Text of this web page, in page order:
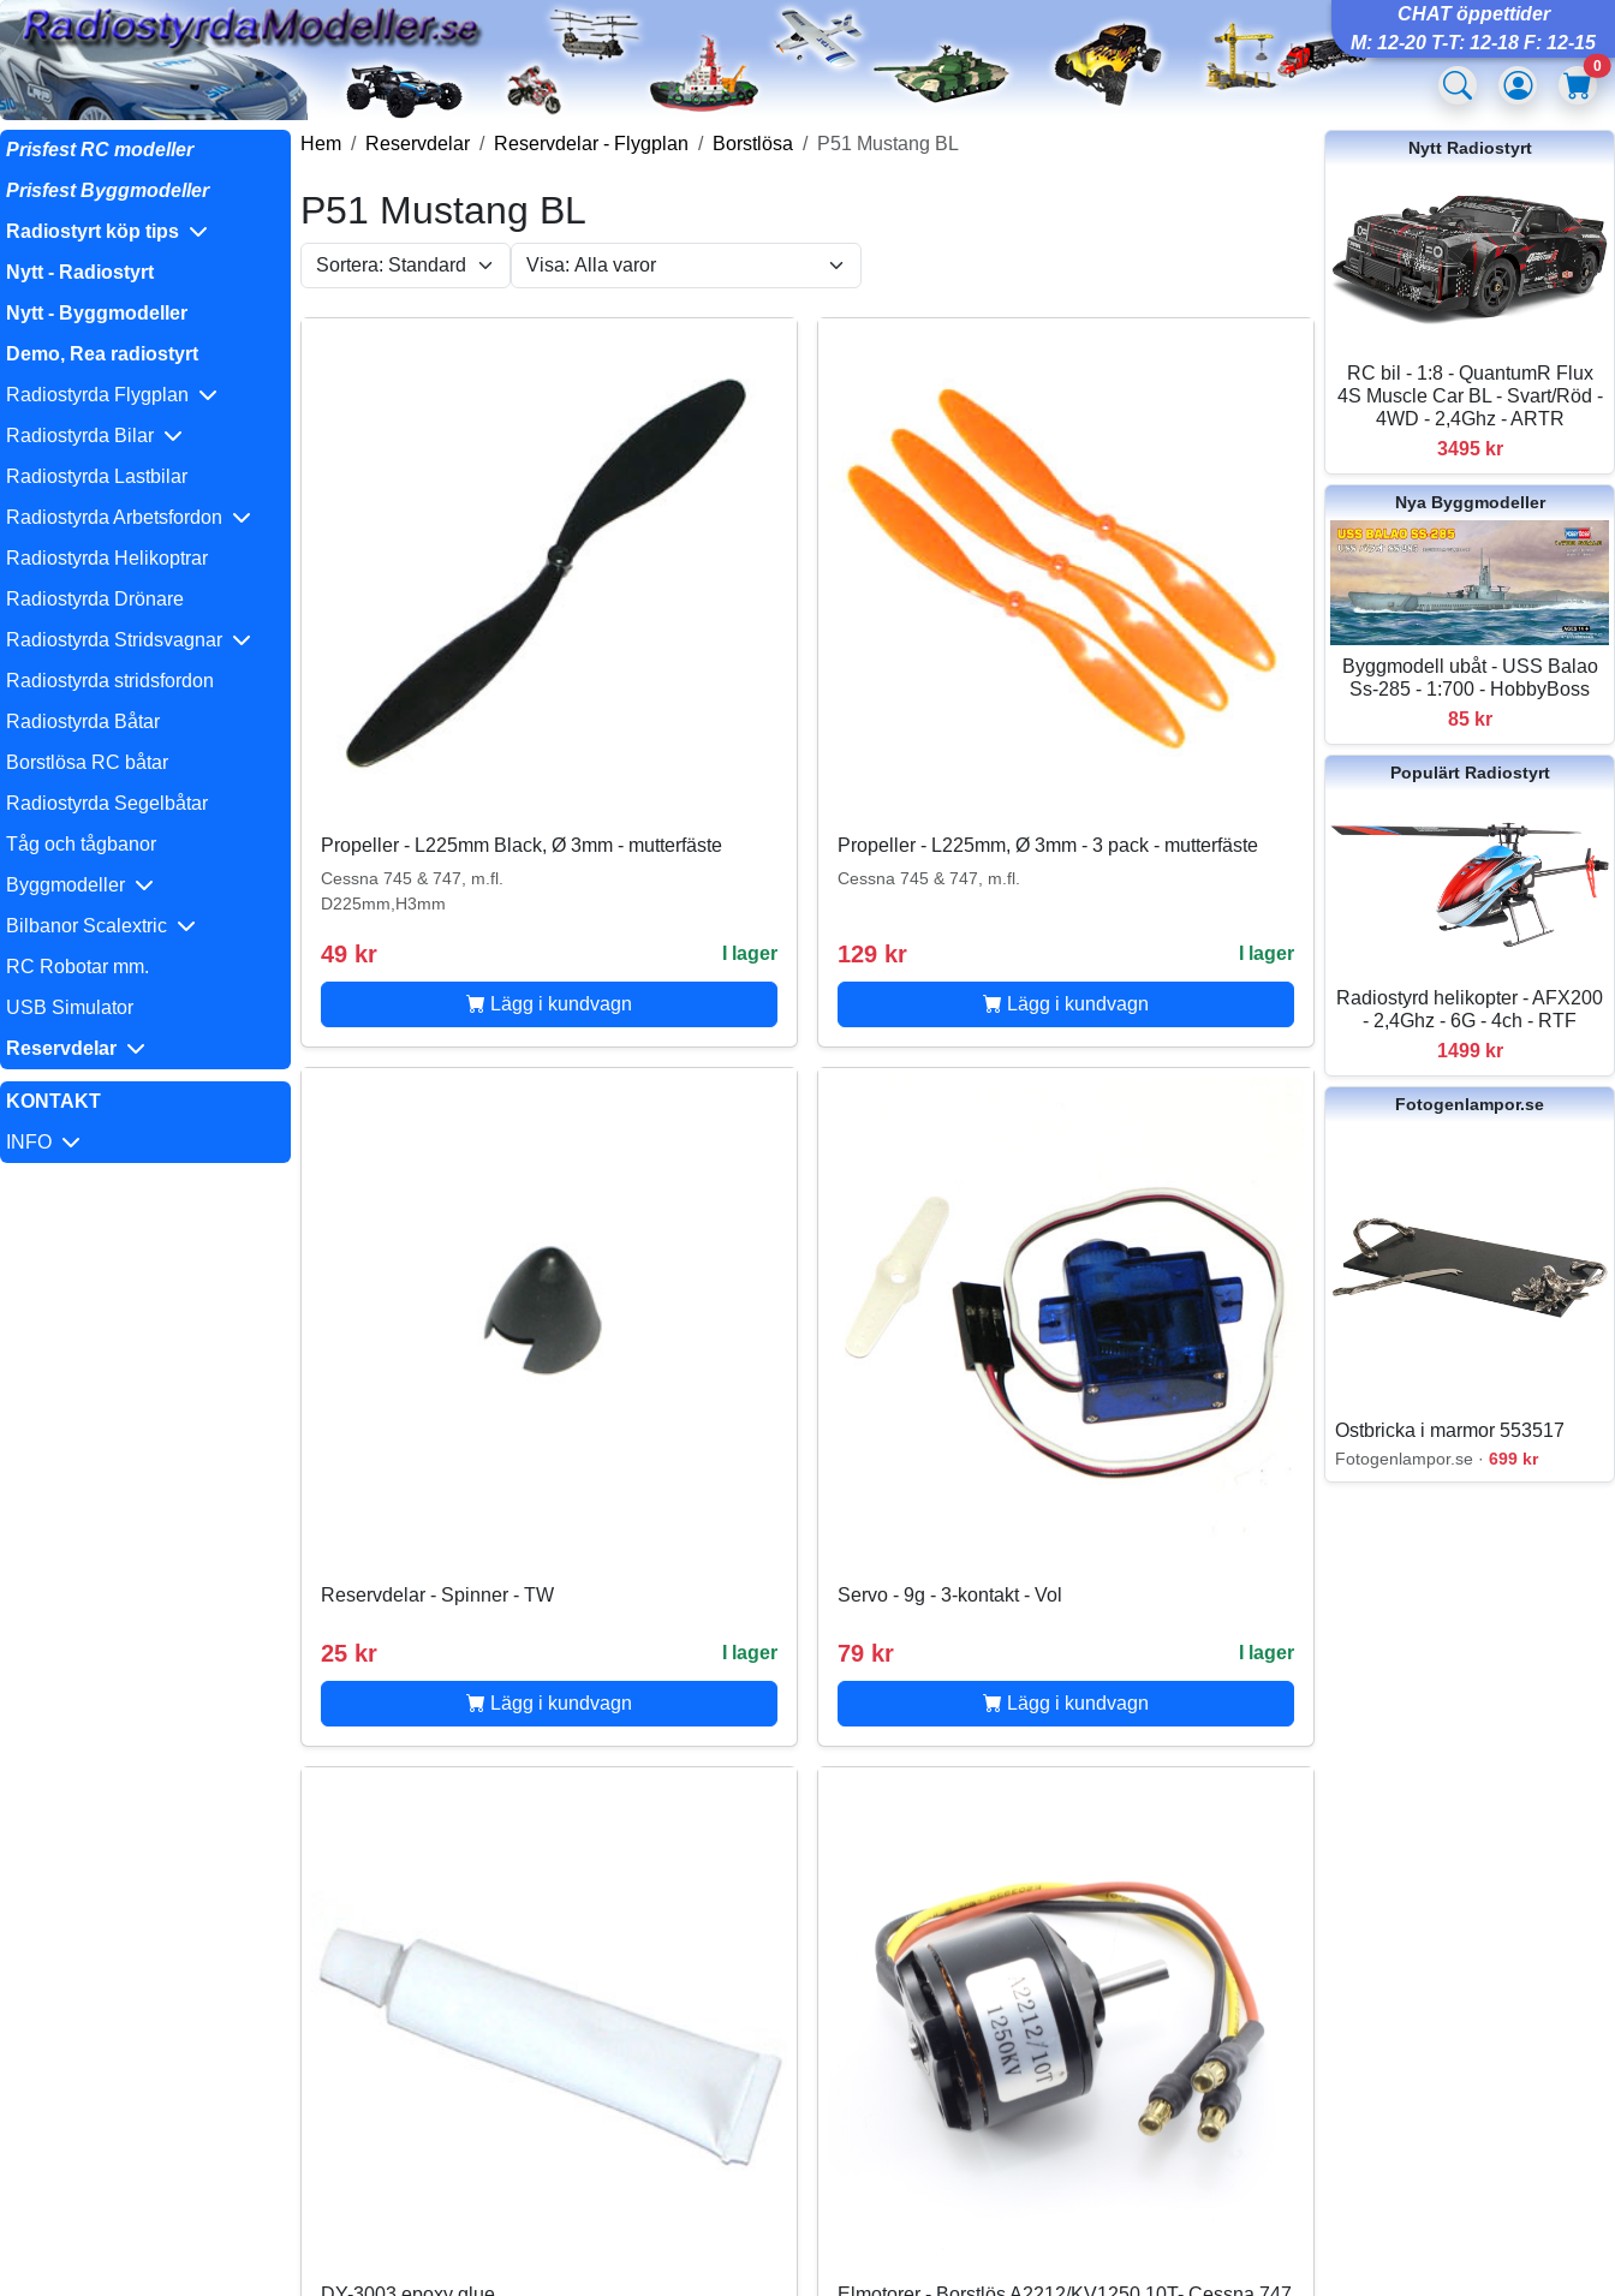
CHAT öppettider
M: 12-20 T-T: 12-18 F: 12-15
0
Prisfest RC modeller
Prisfest Byggmodeller
Radiostyrt köp tips
Nytt - Radiostyrt
Nytt - Byggmodeller
Demo, Rea radiostyrt
Radiostyrda Flygplan
Radiostyrda Bilar
Radiostyrda Lastbilar
Radiostyrda Arbetsfordon
Radiostyrda Helikoptrar
Radiostyrda Drönare
Radiostyrda Stridsvagnar
Radiostyrda stridsfordon
Radiostyrda Båtar
Borstlösa RC båtar
Radiostyrda Segelbåtar
Tåg och tågbanor
Byggmodeller
Bilbanor Scalextric
RC Robotar mm.
USB Simulator
Reservdelar
KONTAKT
INFO
Hem Reservdelar Reservdelar - Flygplan Borstlösa P51 Mustang BL
P51 Mustang BL
Propeller - L225mm Black, Ø 3mm - mutterfäste
Cessna 745 & 747, m.fl.
D225mm,H3mm
49 kr I lager
Lägg i kundvagn
Propeller - L225mm, Ø 3mm - 3 pack - mutterfäste
Cessna 745 & 747, m.fl.
129 kr I lager
Lägg i kundvagn
Reservdelar - Spinner - TW
25 kr I lager
Lägg i kundvagn
Servo - 9g - 3-kontakt - Vol
79 kr I lager
Lägg i kundvagn
Nytt Radiostyrt
RC bil - 1:8 - QuantumR Flux
4S Muscle Car BL - Svart/Röd -
4WD - 2,4Ghz - ARTR
3495 kr
Nya Byggmodeller
Byggmodell ubåt - USS Balao
Ss-285 - 1:700 - HobbyBoss
85 kr
Populärt Radiostyrt
Radiostyrd helikopter - AFX200
- 2,4Ghz - 6G - 4ch - RTF
1499 kr
Fotogenlampor.se
Ostbricka i marmor 553517
Fotogenlampor.se ·699 kr